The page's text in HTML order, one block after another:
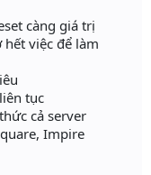
càng giá trị
hết việc để làm
tục
cả server
Impire